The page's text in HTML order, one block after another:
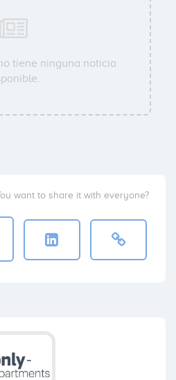
tiene ninguna noticia
want to share it with everyone?